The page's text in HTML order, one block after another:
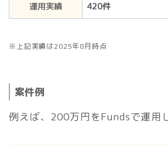
運用実績
420件
※上記実績は2025年8月時点
案件例
例えば、200万円をFundsで運用